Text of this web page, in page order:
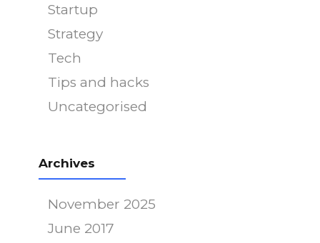
Startup
Strategy
Tech
Tips and hacks
Uncategorised
Archives
November 2025
June 2017